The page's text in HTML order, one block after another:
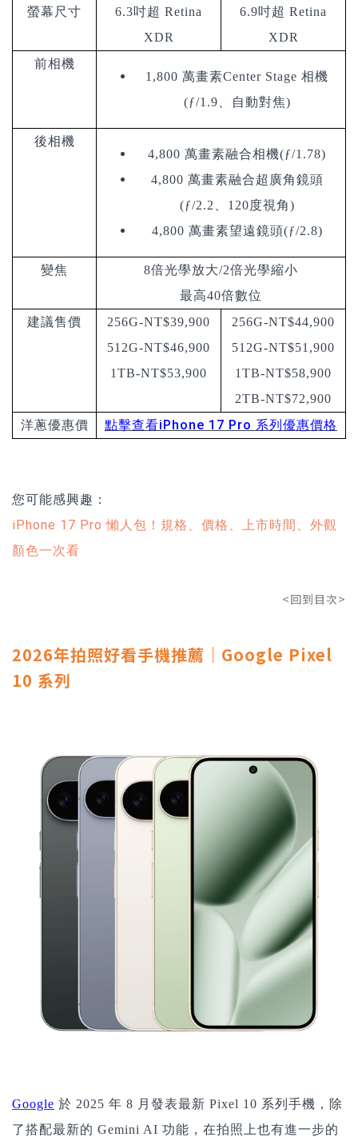
螢幕尺寸
6.3吋超 Retina
XDR
6.9吋超 Retina
XDR
前相機
1,800 萬畫素Center Stage 相機
(ƒ/1.9、自動對焦)
後相機
4,800 萬畫素融合相機(ƒ/1.78)
4,800 萬畫素融合超廣角鏡頭
(ƒ/2.2、120度視角)
4,800 萬畫素望遠鏡頭(ƒ/2.8)
變焦
8倍光學放大/2倍光學縮小
最高40倍數位
建議售價
256G-NT$39,900
512G-NT$46,900
1TB-NT$53,900
256G-NT$44,900
512G-NT$51,900
1TB-NT$58,900
2TB-NT$72,900
洋蔥優惠價
點擊查看iPhone 17 Pro 系列優惠價格
您可能感興趣：
iPhone 17 Pro 懶人包！規格、價格、上市時間、外觀
顏色一次看
<回到目次>
2026年拍照好看手機推薦｜Google Pixel
10 系列
Google 於 2025 年 8 月發表最新 Pixel 10 系列手機，除
了搭配最新的 Gemini AI 功能，在拍照上也有進一步的